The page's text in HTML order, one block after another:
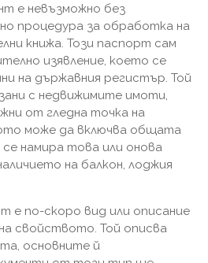
е невъзможно без
процедура за обработка на
книжа. Този паспорт сам
изявление, което се
на държавния регистър. Той
с недвижимите имоти,
от гледна точка на
може да включва общата
намира това или онова
на балкон, лоджия
е по-скоро вид или описание
свойството. Той описва
основните й